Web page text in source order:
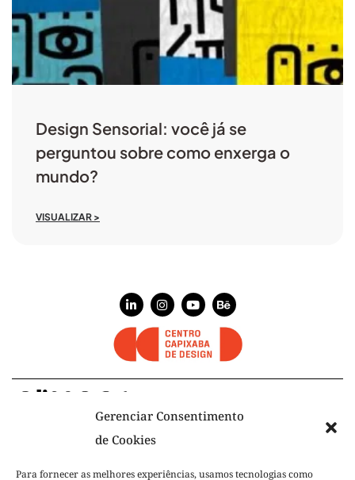
Gerenciar Consentimento
de Cookies
Para fornecer as melhores experiências, usamos tecnologias como
Design Sensorial: você já se
perguntou sobre como enxerga o
mundo?
VISUALIZAR >